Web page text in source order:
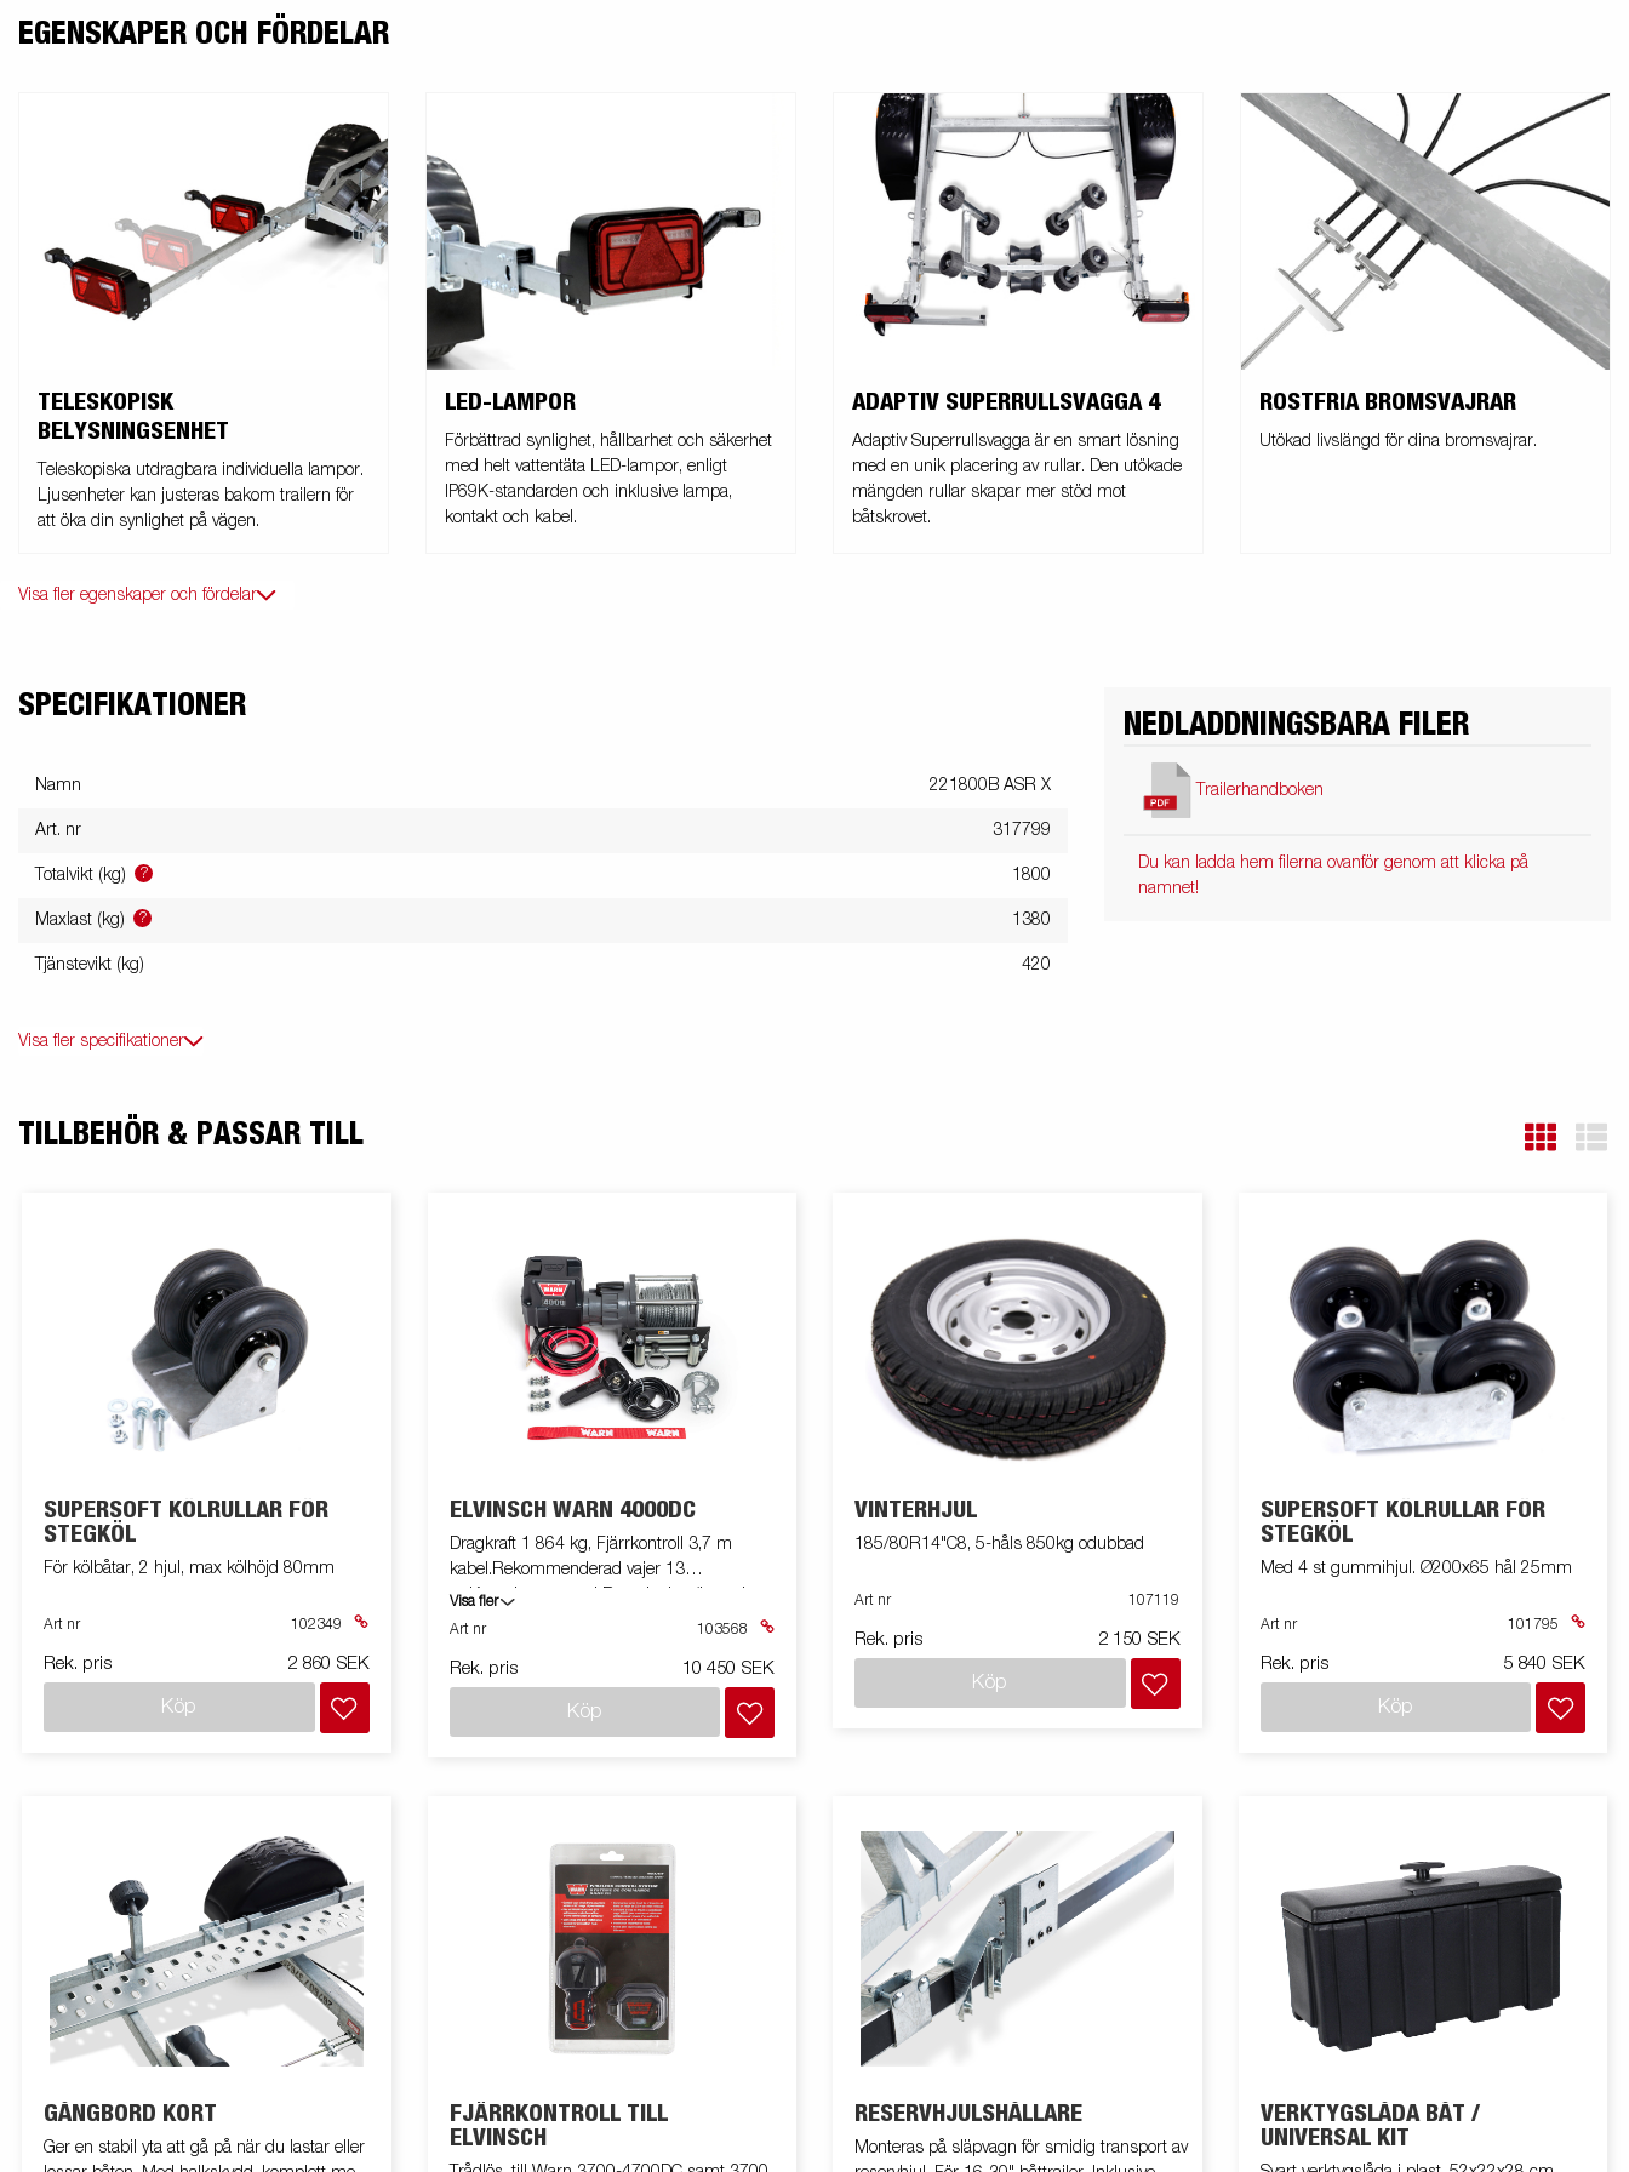
EGENSKAPER OCH FÖRDELAR
TELESKOPISK
BELYSNINGSENHET
Teleskopiska utdragbara individuella lampor.
Ljusenheter kan justeras bakom trailern för
att öka din synlighet på vägen.
LED-LAMPOR
Förbättrad synlighet, hållbarhet och säkerhet
med helt vattentäta LED-lampor, enligt
IP69K-standarden och inklusive lampa,
kontakt och kabel.
ADAPTIV SUPERRULLSVAGGA 4
Adaptiv Superrullsvagga är en smart lösning
med en unik placering av rullar. Den utökade
mängden rullar skapar mer stöd mot
båtskrovet.
ROSTFRIA BROMSVAJRAR
Utökad livslängd för dina bromsvajrar.
Visa fler egenskaper och fördelar
SPECIFIKATIONER
Namn 221800B ASR X
Art. nr 317799
Totalvikt (kg) ? 1800
Maxlast (kg) ? 1380
Tjänstevikt (kg) 420
Visa fler specifikationer
NEDLADDNINGSBARA FILER
Trailerhandboken
Du kan ladda hem filerna ovanför genom att klicka på
namnet!
TILLBEHÖR & PASSAR TILL
SUPERSOFT KÖLRULLAR FÖR
STEGKÖL
För kölbåtar, 2 hjul, max kölhöjd 80mm
Art nr 102349
Rek. pris 2 860 SEK
Köp
ELVINSCH WARN 4000DC
Dragkraft 1 864 kg, Fjärrkontroll 3,7 m
kabel.Rekommenderad vajer 13
m.Komplettera med Batteripaket (batteri
106583, låda m. konsol 304613,
Visa fler
Art nr
103568
Rek. pris 10 450 SEK
Köp
VINTERHJUL
185/80R14"C8, 5-håls 850kg odubbad
Art nr 107119
Rek. pris 2 150 SEK
Köp
SUPERSOFT KÖLRULLAR FÖR
STEGKÖL
Med 4 st gummihjul. Ø200x65 hål 25mm
Art nr 101795
Rek. pris 5 840 SEK
Köp
GÅNGBORD KORT
Ger en stabil yta att gå på när du lastar eller
FJÄRRKONTROLL TILL
ELVINSCH
RESERVHJULSHÅLLARE
Monteras på släpvagn för smidig transport av
VERKTYGSLÅDA BÅT /
UNIVERSAL KIT